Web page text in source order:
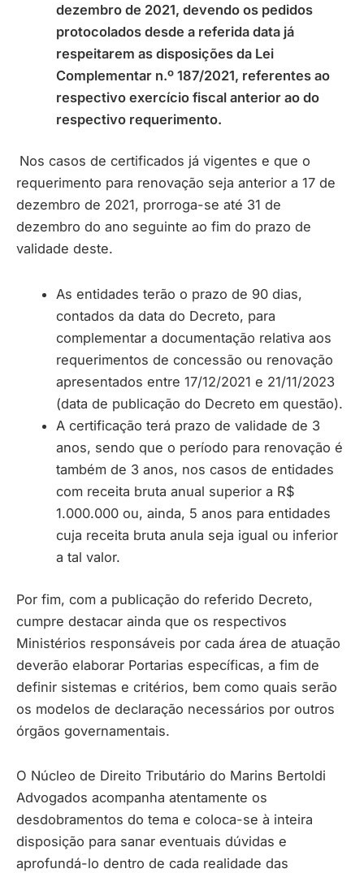
dezembro de 2021, devendo os pedidos
protocolados desde a referida data já
respeitarem as disposições da Lei
Complementar n.º 187/2021, referentes ao
respectivo exercício fiscal anterior ao do
respectivo requerimento.
Nos casos de certificados já vigentes e que o
requerimento para renovação seja anterior a 17 de
dezembro de 2021, prorroga-se até 31 de
dezembro do ano seguinte ao fim do prazo de
validade deste.
As entidades terão o prazo de 90 dias,
contados da data do Decreto, para
complementar a documentação relativa aos
requerimentos de concessão ou renovação
apresentados entre 17/12/2021 e 21/11/2023
(data de publicação do Decreto em questão).
A certificação terá prazo de validade de 3
anos, sendo que o período para renovação é
também de 3 anos, nos casos de entidades
com receita bruta anual superior a R$
1.000.000 ou, ainda, 5 anos para entidades
cuja receita bruta anula seja igual ou inferior
a tal valor.
Por fim, com a publicação do referido Decreto,
cumpre destacar ainda que os respectivos
Ministérios responsáveis por cada área de atuação
deverão elaborar Portarias específicas, a fim de
definir sistemas e critérios, bem como quais serão
os modelos de declaração necessários por outros
órgãos governamentais.
O Núcleo de Direito Tributário do Marins Bertoldi
Advogados acompanha atentamente os
desdobramentos do tema e coloca-se à inteira
disposição para sanar eventuais dúvidas e
aprofundá-lo dentro de cada realidade das